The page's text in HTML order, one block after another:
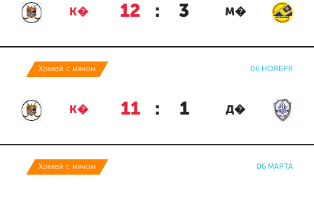
К� 12 : 3 М�
Хоккей с мячом 06 НОЯБРЯ
К� 11 : 1 Д�
Хоккей с мячом 06 МАРТА